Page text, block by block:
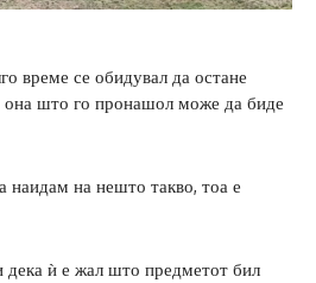
време се обидувал да остане
она што го пронашол може да биде
наидам на нешто такво, тоа е
ѝ е жал што предметот бил